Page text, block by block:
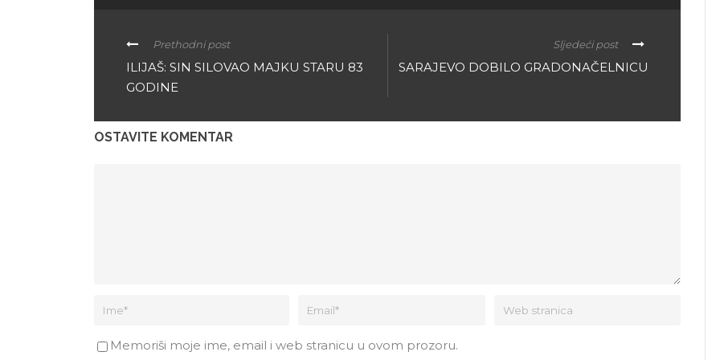
Prethodni post
ILIJAŠ: SIN SILOVAO MAJKU STARU 83
GODINE
Sljedeći post
SARAJEVO DOBILO GRADONAČELNICU
OSTAVITE KOMENTAR
Memoriši moje ime, email i web stranicu u ovom prozoru.